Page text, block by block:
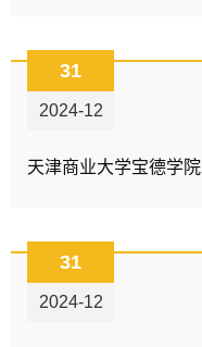
31
2024-12
31
2024-12